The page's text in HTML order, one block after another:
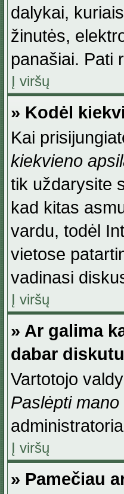
dalykai,
žinutės,
panašiai. Pati
Į viršų
» Kodėl
Kai
kiekvieno
tik uždarysite
kad kitas
vardu, todėl
vietose
vadinasi
Į viršų
» Ar galima
dabar
Vartotojo
Paslėpti
Į viršų
» Pamečiau